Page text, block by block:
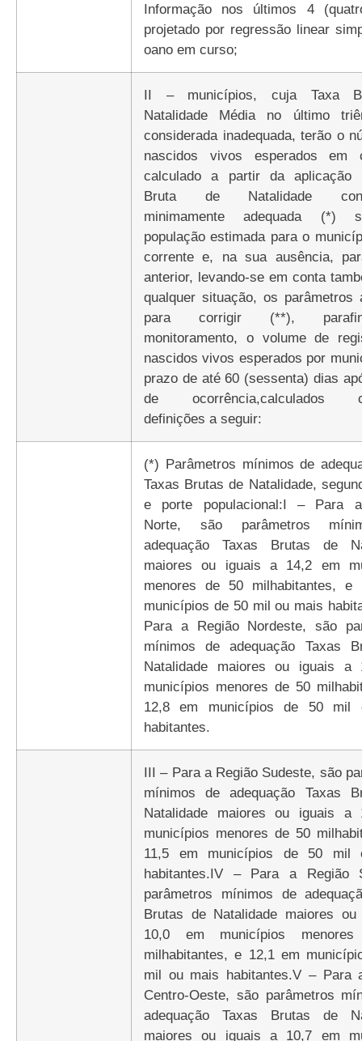
Informação nos últimos 4
projetado por regressão linear
oano em curso;
II – municípios, cuja Taxa
Natalidade Média no último
considerada inadequada, terão o
nascidos vivos esperados em
calculado a partir da aplicação
Bruta de Natalidade
minimamente adequada (*)
população estimada para o
corrente e, na sua ausência,
anterior, levando-se em conta
qualquer situação, os parâmetros
para corrigir (**),
monitoramento, o volume de
nascidos vivos esperados por
prazo de até 60 (sessenta) dias
de ocorrência,calculados
definições a seguir:
(*) Parâmetros mínimos de
Taxas Brutas de Natalidade,
e porte populacional:I – Para
Norte, são parâmetros
adequação Taxas Brutas de
maiores ou iguais a 14,2 em
menores de 50 milhabitantes, e
municípios de 50 mil ou mais
Para a Região Nordeste, são
mínimos de adequação Taxas
Natalidade maiores ou iguais a
municípios menores de 50
12,8 em municípios de 50 mil
habitantes.
III – Para a Região Sudeste, são
mínimos de adequação Taxas
Natalidade maiores ou iguais a
municípios menores de 50
11,5 em municípios de 50 mil
habitantes.IV – Para a Região
parâmetros mínimos de
Brutas de Natalidade maiores
10,0 em municípios
milhabitantes, e 12,1 em
mil ou mais habitantes.V – Para
Centro-Oeste, são parâmetros
adequação Taxas Brutas de
maiores ou iguais a 10,7 em